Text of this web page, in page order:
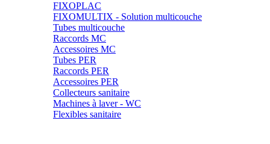
FIXOPLAC
FIXOMULTIX - Solution multicouche
Tubes multicouche
Raccords MC
Accessoires MC
Tubes PER
Raccords PER
Accessoires PER
Collecteurs sanitaire
Machines à laver - WC
Flexibles sanitaire